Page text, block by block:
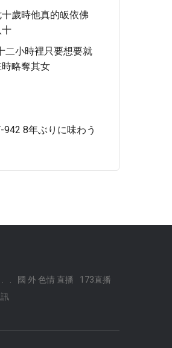
歲時他真的皈依佛
二小時裡只要想要就
略奪其女
942 8年ぶりに味わう
國 外 色情 直播
173直播